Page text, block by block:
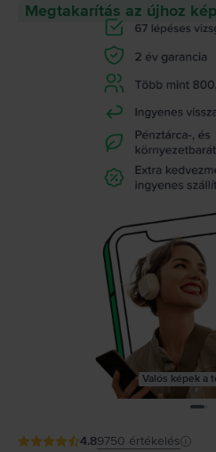
Megtakarítás az újhoz
Valós képek a
4.89750 értékelés